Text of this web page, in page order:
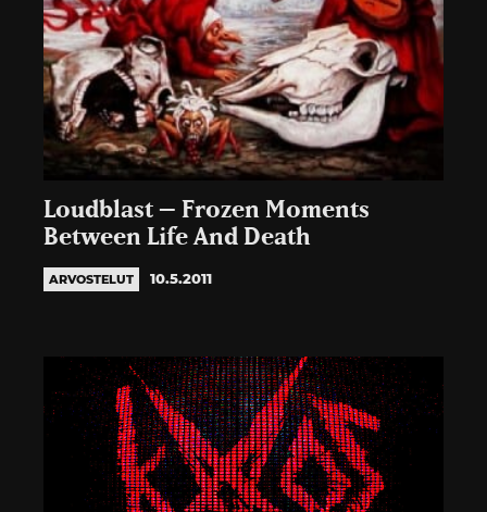
Loudblast – Frozen Moments
Between Life And Death
ARVOSTELUT 10.5.2011